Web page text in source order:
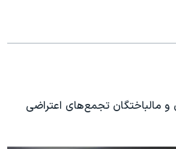
و مالباختگان تجمع‌های اعتراضی